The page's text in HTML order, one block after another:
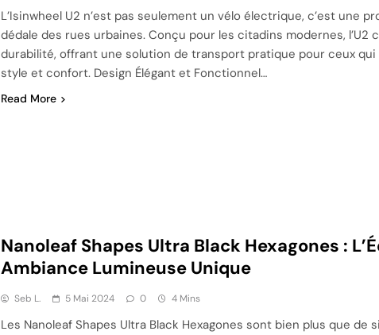
L’Isinwheel U2 n’est pas seulement un vélo électrique, c’est une
dédale des rues urbaines. Conçu pour les citadins modernes, l’U2
durabilité, offrant une solution de transport pratique pour ceux
style et confort. Design Élégant et Fonctionnel…
Read More
Nanoleaf Shapes Ultra Black Hexagones :
Ambiance Lumineuse Unique
Seb L. 5 Mai 2024 0 4 Mins
Les Nanoleaf Shapes Ultra Black Hexagones sont bien plus que de